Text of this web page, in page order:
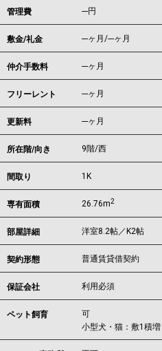
管理費 ---円
敷金/礼金 ---ヶ月/---ヶ月
仲介手数料 ---ヶ月
フリーレント ---ヶ月
更新料 ---ヶ月
所在階/向き 9階/西
間取り 1K
専有面積 26.76m2
部屋詳細 洋室8.2帖／K2帖
契約形態 普通賃貸借契約
保証会社 利用必須
ペット飼育
可
小型犬・猫：敷1積増